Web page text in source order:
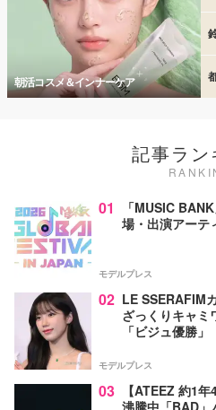
朝活コスメ＆インナーケア
記事ラン
01
「MUSIC
場・出演アーテ
モデルプレス
02 LE SSERAFIM
ざっくりキャミ
「ビジュ優勝」
モデルプレス
03
【ATEEZ 約1
沸騰中「BAD」